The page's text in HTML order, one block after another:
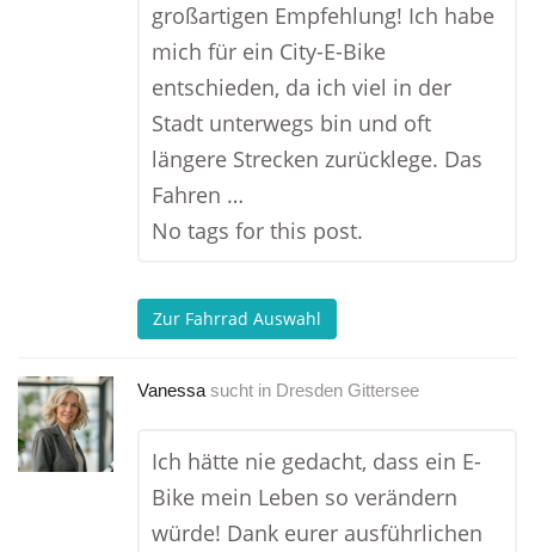
großartigen Empfehlung! Ich habe
mich für ein City-E-Bike
entschieden, da ich viel in der
Stadt unterwegs bin und oft
längere Strecken zurücklege. Das
Fahren …
No tags for this post.
Zur Fahrrad Auswahl
Vanessa sucht in Dresden Gittersee
Ich hätte nie gedacht, dass ein E-
Bike mein Leben so verändern
würde! Dank eurer ausführlichen